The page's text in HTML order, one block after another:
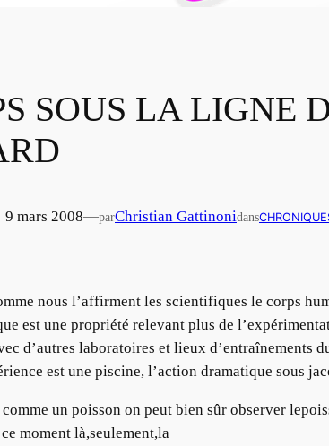
SOUS LA LIGNE
9 mars 2008—parChristian Gattinonidans
nous l’affirment les scientifiques le corps
est une propriété relevant plus de
d’autres laboratoires et lieux d’entraînements
est une piscine, l’action dramatique sous
comme un poisson on peut bien sûr observer
moment là,seulement,la